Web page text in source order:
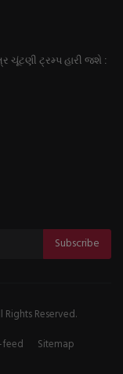
ચૂંટણી ટ્રમ્પ હારી જશે :
Subscribe
Reserved.
feed
Sitemap